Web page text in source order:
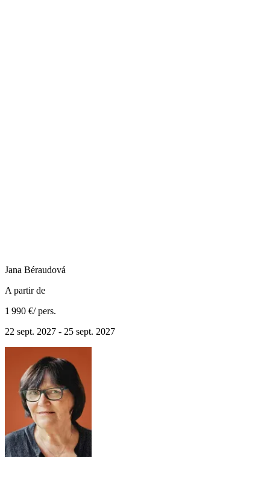
Jana Béraudová
A partir de
1 990 €/ pers.
22 sept. 2027 - 25 sept. 2027